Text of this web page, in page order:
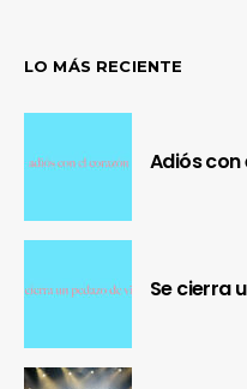
LO MÁS RECIENTE
Adiós
Se cierra